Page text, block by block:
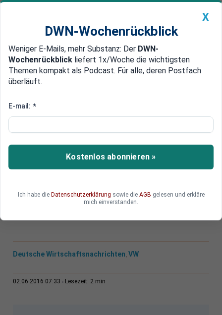
Newsticker MEIN DWN: Geldanlage Premium
Edelmetalle DWN-Magazin China
Direkter Draht
Google: Android Auto kommt als
eigenständige App
Der Internetriese Google will nicht warten, bis die
Entwicklern vorweg und bietet die Funktionen
Deutsche Wirtschaftsnachrichten, VW
02.06.2016 07:33 Lesezeit: 2 min
X
DWN-Wochenrückblick
Weniger E-Mails, mehr Substanz: Der DWN-
Wochenrückblick liefert 1x/Woche die wichtigsten
Themen kompakt als Podcast. Für alle, deren Postfach
überläuft.
E-mail: *
Kostenlos abonnieren »
Ich habe die Datenschutzerklärung sowie die AGB gelesen und erkläre
mich einverstanden.